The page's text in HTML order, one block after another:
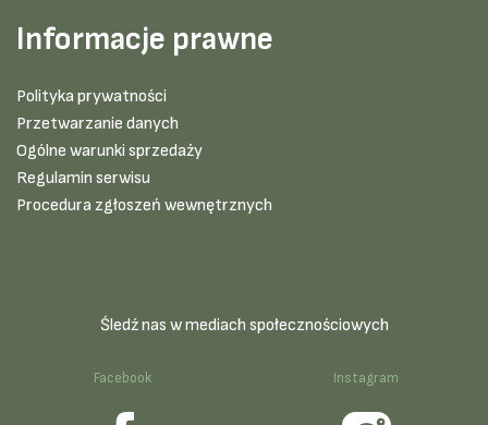
Informacje prawne
Polityka prywatności
Przetwarzanie danych
Ogólne warunki sprzedaży
Regulamin serwisu
Procedura zgłoszeń wewnętrznych
Śledź nas w mediach społecznościowych
Facebook Instagram